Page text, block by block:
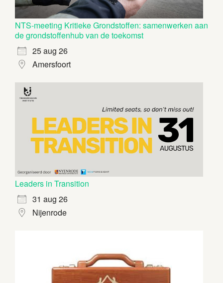
NTS-meeting Kritieke Grondstoffen: samenwerken aan
de grondstoffenhub van de toekomst
25 aug 26
Amersfoort
Leaders in Transition
31 aug 26
Nijenrode